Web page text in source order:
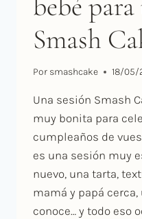
Smash
Por smashcake 18/05/
Una sesión Smash
muy bonita para
cumpleaños de
es una sesión muy
nuevo, una tarta,
mamá y papá
conoce… y todo eso